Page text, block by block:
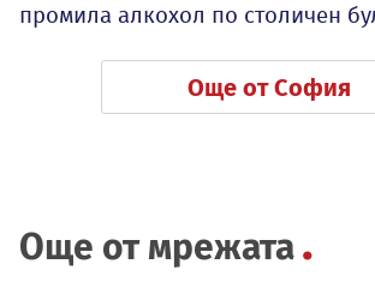
промила алкохол по столичен
Още от София
Още от мрежата